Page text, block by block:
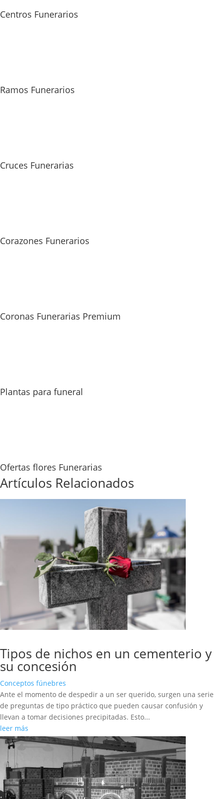
Centros Funerarios
Ramos Funerarios
Cruces Funerarias
Corazones Funerarios
Coronas Funerarias Premium
Plantas para funeral
Ofertas flores Funerarias
Artículos Relacionados
Tipos de nichos en un cementerio y
su concesión
Conceptos fúnebres
Ante el momento de despedir a un ser querido, surgen una serie
de preguntas de tipo práctico que pueden causar confusión y
llevan a tomar decisiones precipitadas. Esto...
leer más